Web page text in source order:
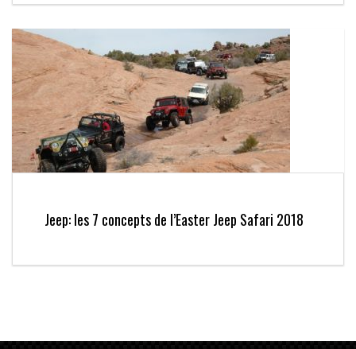
Jeep: les 7 concepts de l’Easter Jeep Safari 2018